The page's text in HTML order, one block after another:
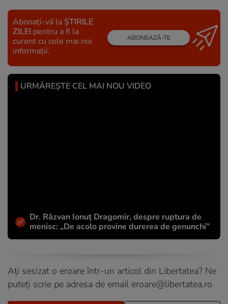
Abonați-vă la ȘTIRILE
ZILEI pentru a fi la
curent cu cele mai noi
informații.
ABONEAZĂ-TE
URMĂREȘTE CEL MAI NOU VIDEO
Dr. Răzvan Ionuţ Dragomir, despre ruptura de
menisc: „De acolo provine durerea de genunchi”
Ați sesizat o eroare într-un articol din Libertatea? Ne
puteți scrie pe adresa de email eroare@libertatea.ro